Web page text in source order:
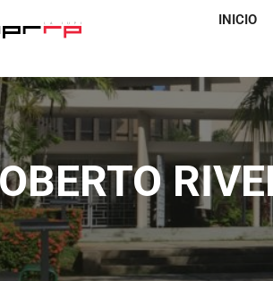
INICIO